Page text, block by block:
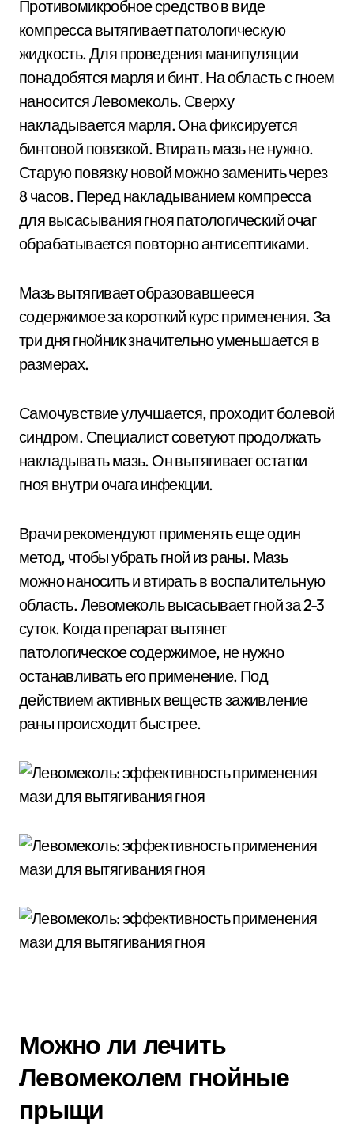
Противомикробное средство в виде
компресса вытягивает патологическую
жидкость. Для проведения манипуляции
понадобятся марля и бинт. На область с гноем
наносится Левомеколь. Сверху
накладывается марля. Она фиксируется
бинтовой повязкой. Втирать мазь не нужно.
Старую повязку новой можно заменить через
8 часов. Перед накладыванием компресса
для высасывания гноя патологический очаг
обрабатывается повторно антисептиками.
Мазь вытягивает образовавшееся
содержимое за короткий курс применения. За
три дня гнойник значительно уменьшается в
размерах.
Самочувствие улучшается, проходит болевой
синдром. Специалист советуют продолжать
накладывать мазь. Он вытягивает остатки
гноя внутри очага инфекции.
Врачи рекомендуют применять еще один
метод, чтобы убрать гной из раны. Мазь
можно наносить и втирать в воспалительную
область. Левомеколь высасывает гной за 2-3
суток. Когда препарат вытянет
патологическое содержимое, не нужно
останавливать его применение. Под
действием активных веществ заживление
раны происходит быстрее.
Можно ли лечить
Левомеколем гнойные
прыщи